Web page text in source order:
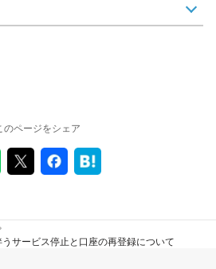
のページをシェア
サービス停止と口座の再登録について